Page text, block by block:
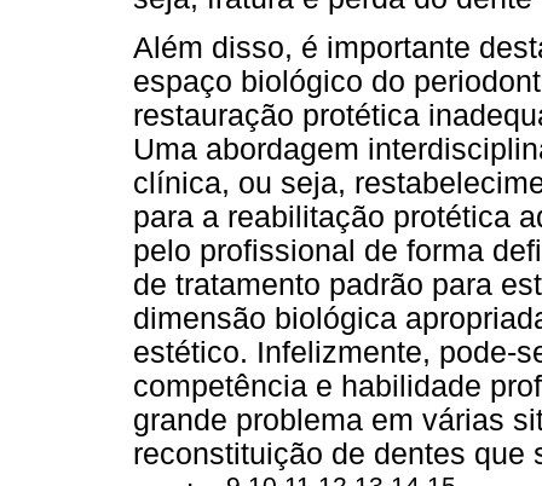
Além disso, é importante
espaço biológico do
restauração protética
Uma abordagem
clínica, ou seja,
para a reabilitação protética
pelo profissional de forma
de tratamento padrão para
dimensão biológica
estético. Infelizmente, pode-
competência e habilidade
grande problema em várias
reconstituição de dentes que